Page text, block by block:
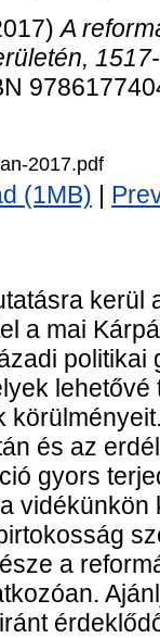
A
2017.pdf
(1MB)
kerül
a mai
és az
gyors
a